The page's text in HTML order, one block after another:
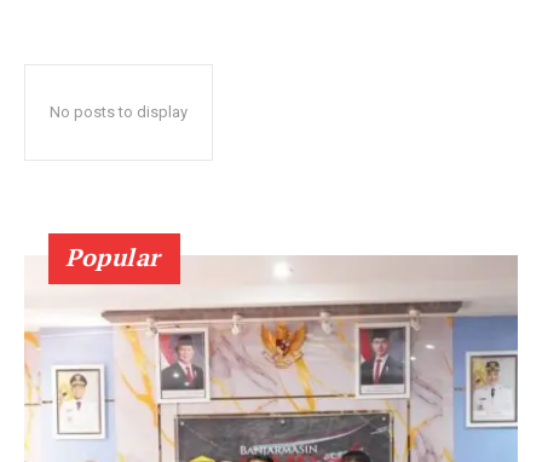
No posts to display
Popular